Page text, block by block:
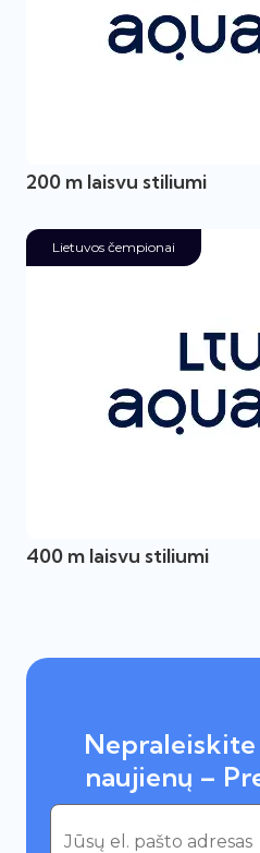
200 m laisvu stiliumi
Lietuvos čempionai
400 m laisvu stiliumi
naujienų –